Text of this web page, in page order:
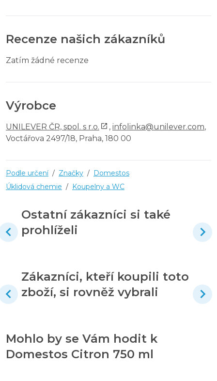
Recenze našich zákazníků
Zatím žádné recenze
Výrobce
UNILEVER ČR, spol. s r.o. , infolinka@unilever.com,
Voctářova 2497/18, Praha, 180 00
Podle určení / Značky / Domestos
Úklidová chemie / Koupelny a WC
Ostatní zákazníci si také
prohlíželi
Zákazníci, kteří koupili toto
zboží, si rovněž vybrali
Mohlo by se Vám hodit k
Domestos Citron 750 ml